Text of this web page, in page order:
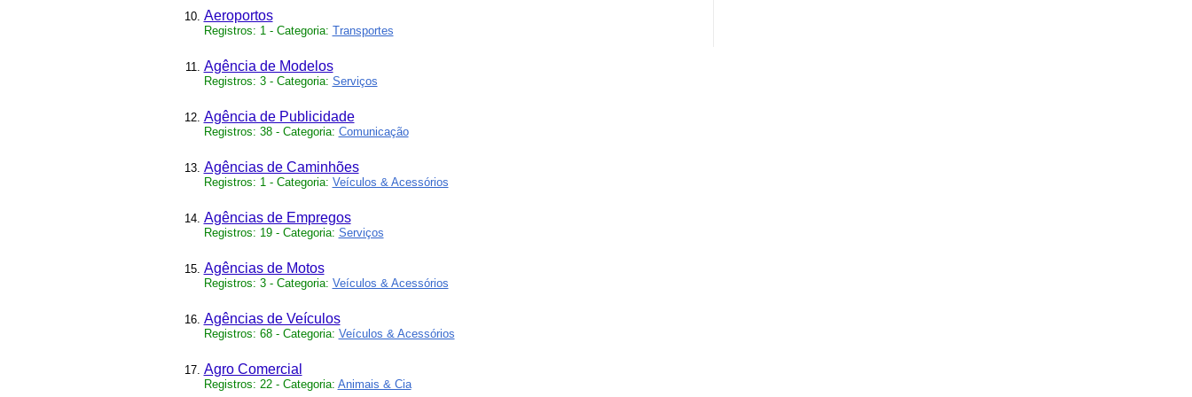
Aeroportos
Registros: 1 - Categoria: Transportes
Agência de Modelos
Registros: 3 - Categoria: Serviços
Agência de Publicidade
Registros: 38 - Categoria: Comunicação
Agências de Caminhões
Registros: 1 - Categoria: Veículos & Acessórios
Agências de Empregos
Registros: 19 - Categoria: Serviços
Agências de Motos
Registros: 3 - Categoria: Veículos & Acessórios
Agências de Veículos
Registros: 68 - Categoria: Veículos & Acessórios
Agro Comercial
Registros: 22 - Categoria: Animais & Cia